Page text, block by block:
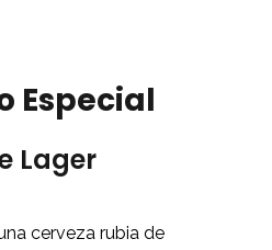
Especial
Lager
cerveza rubia de